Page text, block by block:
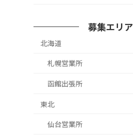
募集エリア
北海道
札幌営業所
函館出張所
東北
仙台営業所